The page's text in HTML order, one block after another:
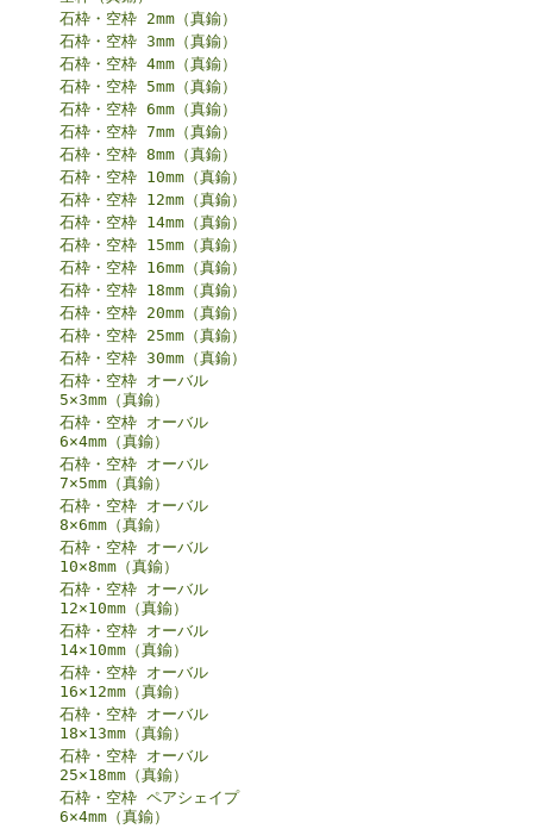
石枠・空枠 2mm（真鍮）
石枠・空枠 3mm（真鍮）
石枠・空枠 4mm（真鍮）
石枠・空枠 5mm（真鍮）
石枠・空枠 6mm（真鍮）
石枠・空枠 7mm（真鍮）
石枠・空枠 8mm（真鍮）
石枠・空枠 10mm（真鍮）
石枠・空枠 12mm（真鍮）
石枠・空枠 14mm（真鍮）
石枠・空枠 15mm（真鍮）
石枠・空枠 16mm（真鍮）
石枠・空枠 18mm（真鍮）
石枠・空枠 20mm（真鍮）
石枠・空枠 25mm（真鍮）
石枠・空枠 30mm（真鍮）
石枠・空枠 オーバル
5×3mm（真鍮）
石枠・空枠 オーバル
6×4mm（真鍮）
石枠・空枠 オーバル
7×5mm（真鍮）
石枠・空枠 オーバル
8×6mm（真鍮）
石枠・空枠 オーバル
10×8mm（真鍮）
石枠・空枠 オーバル
12×10mm（真鍮）
石枠・空枠 オーバル
14×10mm（真鍮）
石枠・空枠 オーバル
16×12mm（真鍮）
石枠・空枠 オーバル
18×13mm（真鍮）
石枠・空枠 オーバル
25×18mm（真鍮）
石枠・空枠 ペアシェイプ
6×4mm（真鍮）